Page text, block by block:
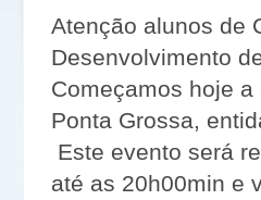
Atenção alunos de
Desenvolvimento
Começamos hoje
Ponta Grossa,
Este evento será
até as 20h00min e